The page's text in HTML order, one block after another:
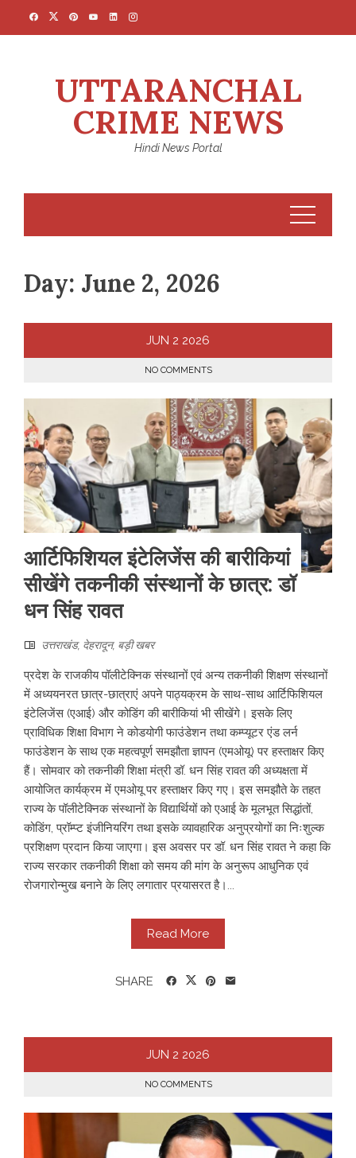
UTTARANCHAL
CRIME NEWS
Hindi News Portal
Day: June 2, 2026
JUN 2 2026
NO COMMENTS
आर्टिफिशियल इंटेलिजेंस की बारीकियां
सीखेंगे तकनीकी संस्थानों के छात्र: डॉ
धन सिंह रावत
उत्तराखंड, देहरादून, बड़ी खबर
प्रदेश के राजकीय पॉलीटेक्निक संस्थानों एवं अन्य तकनीकी शिक्षण संस्थानों
में अध्ययनरत छात्र-छात्राएं अपने पाठ्यक्रम के साथ-साथ आर्टिफिशियल
इंटेलिजेंस (एआई) और कोडिंग की बारीकियां भी सीखेंगे। इसके लिए
प्राविधिक शिक्षा विभाग ने कोडयोगी फाउंडेशन तथा कम्प्यूटर एंड लर्न
फाउंडेशन के साथ एक महत्वपूर्ण समझौता ज्ञापन (एमओयू) पर हस्ताक्षर किए
हैं। सोमवार को तकनीकी शिक्षा मंत्री डॉ. धन सिंह रावत की अध्यक्षता में
आयोजित कार्यक्रम में एमओयू पर हस्ताक्षर किए गए। इस समझौते के तहत
राज्य के पॉलीटेक्निक संस्थानों के विद्यार्थियों को एआई के मूलभूत सिद्धांतों,
कोडिंग, प्रॉम्प्ट इंजीनियरिंग तथा इसके व्यावहारिक अनुप्रयोगों का निःशुल्क
प्रशिक्षण प्रदान किया जाएगा। इस अवसर पर डॉ. धन सिंह रावत ने कहा कि
राज्य सरकार तकनीकी शिक्षा को समय की मांग के अनुरूप आधुनिक एवं
रोजगारोन्मुख बनाने के लिए लगातार प्रयासरत है।...
Read More
SHARE
JUN 2 2026
NO COMMENTS